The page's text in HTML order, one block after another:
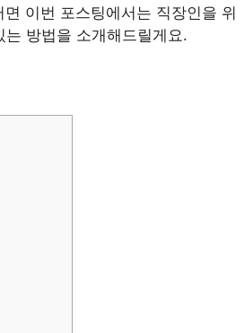
면 이번 포스팅에서는 직장인을 위
방법을 소개해드릴게요.